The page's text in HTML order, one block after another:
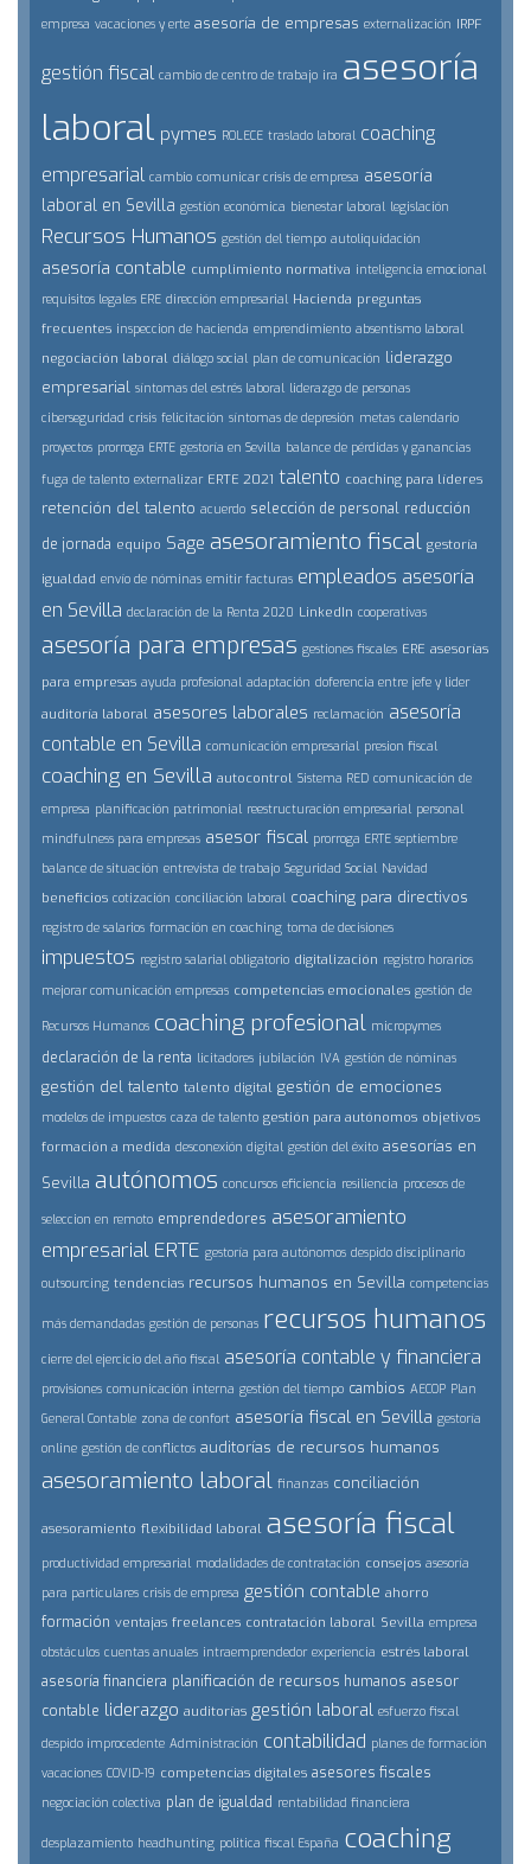
empresa vacaciones y erte asesoría de empresas externalización IRPF
gestión fiscal cambio de centro de trabajo ira asesoría
laboral pymes ROLECE traslado laboral coaching
empresarial cambio comunicar crisis de empresa asesoría
laboral en Sevilla gestión económica bienestar laboral legislación
Recursos Humanos gestión del tiempo autoliquidación
asesoría contable cumplimiento normativa inteligencia emocional
requisitos legales ERE dirección empresarial Hacienda preguntas
frecuentes inspeccion de hacienda emprendimiento absentismo laboral
negociación laboral diálogo social plan de comunicación liderazgo
empresarial síntomas del estrés laboral liderazgo de personas
ciberseguridad crisis felicitación síntomas de depresión metas calendario
proyectos prorroga ERTE gestoría en Sevilla balance de pérdidas y ganancias
fuga de talento externalizar ERTE 2021 talento coaching para líderes
retención del talento acuerdo selección de personal reducción
de jornada equipo Sage asesoramiento fiscal gestoría
igualdad envío de nóminas emitir facturas empleados asesoría
en Sevilla declaración de la Renta 2020 LinkedIn cooperativas
asesoría para empresas gestiones fiscales ERE asesorías
para empresas ayuda profesional adaptación doferencia entre jefe y lider
auditoría laboral asesores laborales reclamación asesoría
contable en Sevilla comunicación empresarial presion fiscal
coaching en Sevilla autocontrol Sistema RED comunicación de
empresa planificación patrimonial reestructuración empresarial personal
mindfulness para empresas asesor fiscal prorroga ERTE septiembre
balance de situación entrevista de trabajo Seguridad Social Navidad
beneficios cotización conciliación laboral coaching para directivos
registro de salarios formación en coaching toma de decisiones
impuestos registro salarial obligatorio digitalización registro horarios
mejorar comunicación empresas competencias emocionales gestión de
Recursos Humanos coaching profesional micropymes
declaración de la renta licitadores jubilación IVA gestión de nóminas
gestión del talento talento digital gestión de emociones
modelos de impuestos caza de talento gestión para autónomos objetivos
formación a medida desconexión digital gestión del éxito asesorías en
Sevilla autónomos concursos eficiencia resiliencia procesos de
seleccion en remoto emprendedores asesoramiento
empresarial ERTE gestoría para autónomos despido disciplinario
outsourcing tendencias recursos humanos en Sevilla competencias
más demandadas gestión de personas recursos humanos
cierre del ejercicio del año fiscal asesoría contable y financiera
provisiones comunicación interna gestión del tiempo cambios AECOP Plan
General Contable zona de confort asesoría fiscal en Sevilla gestoría
online gestión de conflictos auditorías de recursos humanos
asesoramiento laboral finanzas conciliación
asesoramiento flexibilidad laboral asesoría fiscal
productividad empresarial modalidades de contratación consejos asesoría
para particulares crisis de empresa gestión contable ahorro
formación ventajas freelances contratación laboral Sevilla empresa
obstáculos cuentas anuales intraemprendedor experiencia estrés laboral
asesoría financiera planificación de recursos humanos asesor
contable liderazgo auditorías gestión laboral esfuerzo fiscal
despido improcedente Administración contabilidad planes de formación
vacaciones COVID-19 competencias digitales asesores fiscales
negociación colectiva plan de igualdad rentabilidad financiera
desplazamiento headhunting politica fiscal España coaching